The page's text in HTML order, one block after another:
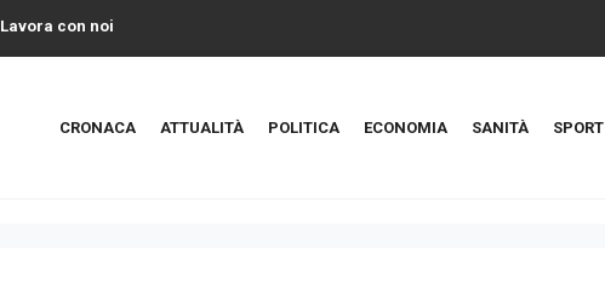
Lavora con noi
CRONACA ATTUALITÀ POLITICA ECONOMIA SANITÀ SPORT